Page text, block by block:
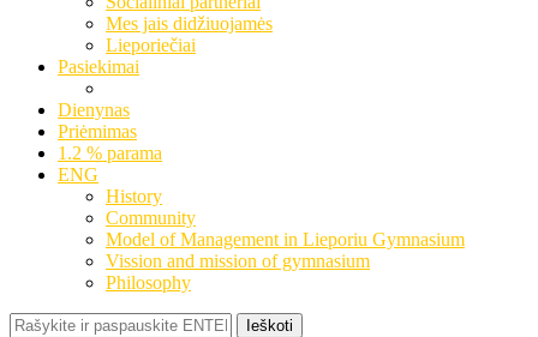
Mes jais didžiuojamės
Lieporiečiai
Pasiekimai
Dienynas
Priėmimas
1.2 % parama
ENG
History
Community
Model of Management in Lieporiu Gymnasium
Vission and mission of gymnasium
Philosophy
Ieškoti